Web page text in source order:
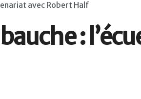
avec Robert Half
: